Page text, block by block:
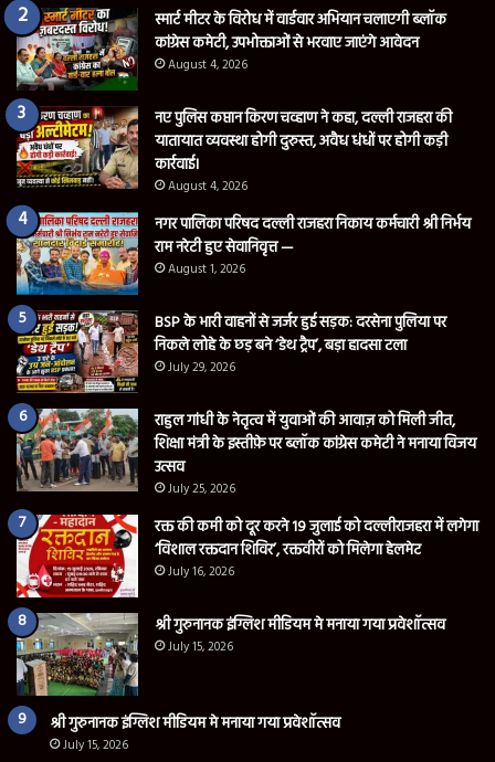
स्मार्ट मीटर के विरोध में वार्डवार अभियान चलाएगी ब्लॉक
कांग्रेस कमेटी, उपभोक्ताओं से भरवाए जाएंगे आवेदन
August 4, 2026
नए पुलिस कप्तान किरण चव्हाण ने कहा, दल्ली राजहरा की
यातायात व्यवस्था होगी दुरुस्त, अवैध धंधों पर होगी कड़ी
कार्रवाई।
August 4, 2026
नगर पालिका परिषद दल्ली राजहरा निकाय कर्मचारी श्री निर्भय
राम नरेटी हुए सेवानिवृत्त —
August 1, 2026
BSP के भारी वाहनों से जर्जर हुई सड़क: दरसेना पुलिया पर
निकले लोहे के छड़ बने ‘डेथ ट्रैप’, बड़ा हादसा टला
July 29, 2026
राहुल गांधी के नेतृत्व में युवाओं की आवाज़ को मिली जीत,
शिक्षा मंत्री के इस्तीफ़े पर ब्लॉक कांग्रेस कमेटी ने मनाया विजय
उत्सव
July 25, 2026
रक्त की कमी को दूर करने 19 जुलाई को दल्लीराजहरा में लगेगा
‘विशाल रक्तदान शिविर’, रक्तवीरों को मिलेगा हेलमेट
July 16, 2026
श्री गुरुनानक इंग्लिश मीडियम मे मनाया गया प्रवेशॉत्सव
July 15, 2026
श्री गुरुनानक इंग्लिश मीडियम मे मनाया गया प्रवेशॉत्सव
July 15, 2026